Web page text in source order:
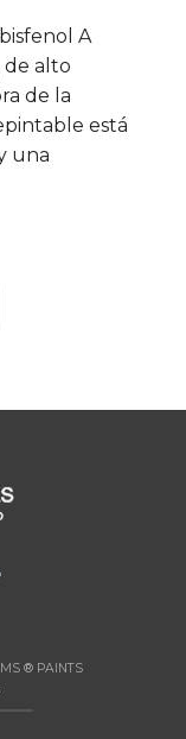
A
de alto
de la
está
una
® PAINTS